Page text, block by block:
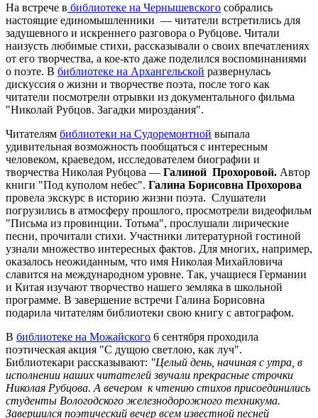
На встрече в библиотеке на Чернышевского собрались
настоящие единомышленники — читатели встретились для
задушевного и искреннего разговора о Рубцове. Читали
наизусть любимые стихи, рассказывали о своих впечатлениях
от его творчества, а кое-кто даже поделился воспоминаниями
о поэте. В библиотеке на Архангельской развернулась
дискуссия о жизни и творчестве поэта, после того как
читатели посмотрели отрывки из документального фильма
"Николай Рубцов. Загадки мироздания".
Читателям библиотеки на Судоремонтной выпала
удивительная возможность пообщаться с интересным
человеком, краеведом, исследователем биографии и
творчества Николая Рубцова — Галиной Прохоровой. Автор
книги "Под куполом небес". Галина Борисовна Прохорова
провела экскурс в историю жизни поэта. Слушатели
погрузились в атмосферу прошлого, просмотрели видеофильм
"Письма из провинции. Тотьма", прослушали лирические
песни, прочитали стихи. Участники литературной гостиной
узнали множество интересных фактов. Для многих, например,
оказалось неожиданным, что имя Николая Михайловича
славится на международном уровне. Так, учащиеся Германии
и Китая изучают творчество нашего земляка в школьной
программе. В завершение встречи Галина Борисовна
подарила читателям библиотеки свою книгу с автографом.
В библиотеке на Можайского 6 сентября проходила
поэтическая акция "С дущою светлою, как луч".
Библиотекари рассказывают: "Целый день, начиная с утра, в
исполнении наших читателей звучали прекрасные строчки
Николая Рубцова. А вечером к чтению стихов присоединились
студенты Вологодского железнодорожного техникума.
Завершился поэтический вечер всем известной песней